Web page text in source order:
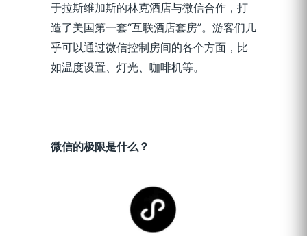
于拉斯维加斯的林克酒店与微信合作，打
造了美国第一套“互联酒店套房”。游客们几
乎可以通过微信控制房间的各个方面，比
如温度设置、灯光、咖啡机等。
微信的极限是什么？